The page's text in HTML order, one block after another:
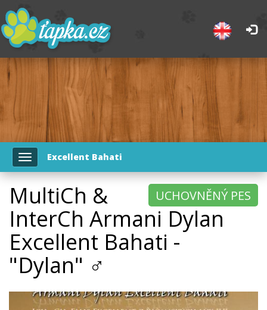
Toggle
navigation
Excellent Bahati
UCHOVNĚNÝ PES
MultiCh &
InterCh Armani Dylan
Excellent Bahati -
"Dylan" ♂